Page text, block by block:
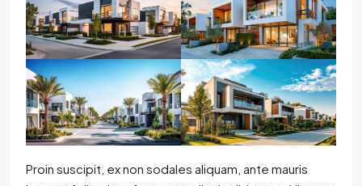
Proin suscipit, ex non sodales aliquam, ante mauris